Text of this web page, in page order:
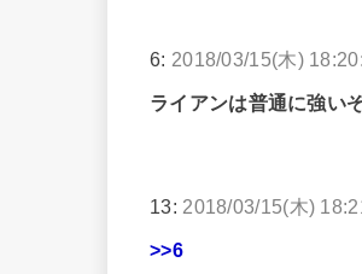
6: 2018/03/15(木)
ライアンは普通に強い
13: 2018/03/15(木)
>>6